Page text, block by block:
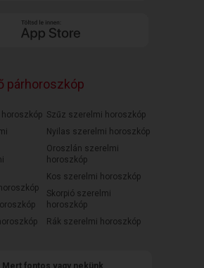
párhoroszkóp
Szűz szerelmi horoszkóp
Nyilas szerelmi horoszkóp
Oroszlán szerelmi
horoszkóp
Kos szerelmi horoszkóp
Skorpió szerelmi
horoszkóp
Rák szerelmi horoszkóp
Mert fontos vagy nekünk